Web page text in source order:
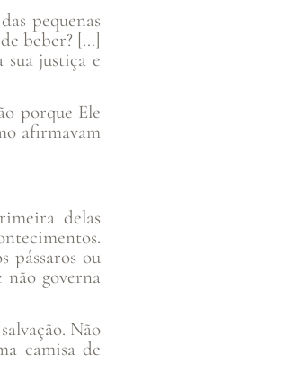
pequenas
beber? […]
sua justiça e
porque Ele
afirmavam
delas
pássaros ou
governa
Não
camisa de